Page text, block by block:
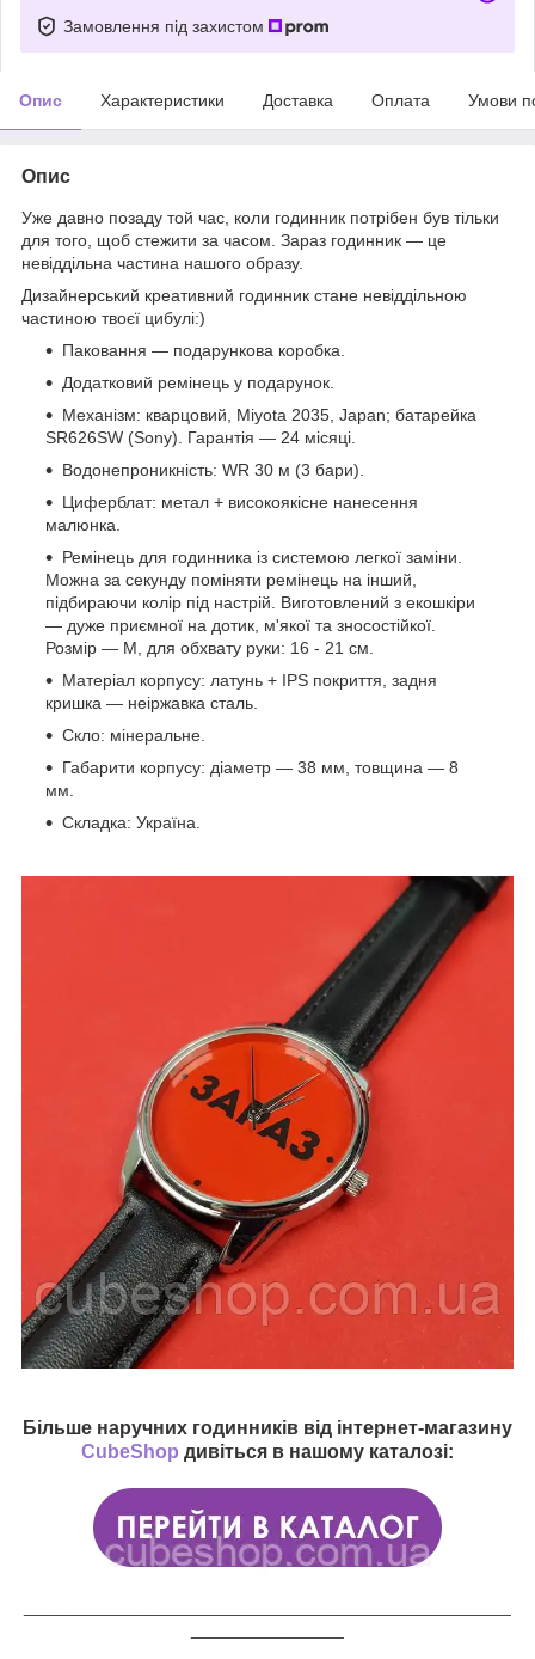
Замовлення під захистом
Опис Характеристики Доставка Оплата Умови
Опис
Уже давно позаду той час, коли годинник потрібен був тільки
для того, щоб стежити за часом. Зараз годинник — це
невіддільна частина нашого образу.
Дизайнерський креативний годинник стане невіддільною
частиною твоєї цибулі:)
Паковання — подарункова коробка.
Додатковий ремінець у подарунок.
Механізм: кварцовий, Miyota 2035, Japan; батарейка
SR626SW (Sony). Гарантія — 24 місяці.
Водонепроникність: WR 30 м (3 бари).
Циферблат: метал + високоякісне нанесення
малюнка.
Ремінець для годинника із системою легкої заміни.
Можна за секунду поміняти ремінець на інший,
підбираючи колір під настрій. Виготовлений з екошкіри
— дуже приємної на дотик, м'якої та зносостійкої.
Розмір — М, для обхвату руки: 16 - 21 см.
Матеріал корпусу: латунь + IPS покриття, задня
кришка — неіржавка сталь.
Скло: мінеральне.
Габарити корпусу: діаметр — 38 мм, товщина — 8
мм.
Складка: Україна.
Більше наручних годинників від інтернет-магазину
CubeShop дивіться в нашому каталозі: